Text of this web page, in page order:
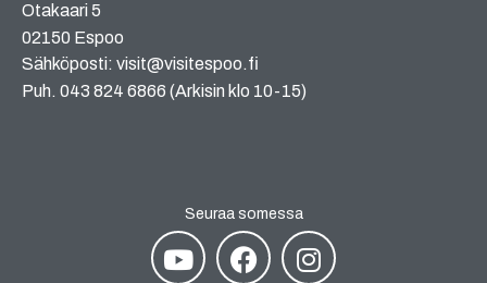
Otakaari 5
02150 Espoo
Sähköposti: visit@visitespoo.fi
Puh. 043 824 6866 (Arkisin klo 10-15)
Seuraa somessa